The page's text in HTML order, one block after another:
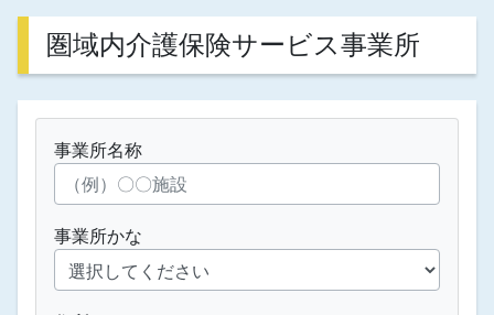
圏域内介護保険サービス事業所
事業所名称
事業所かな